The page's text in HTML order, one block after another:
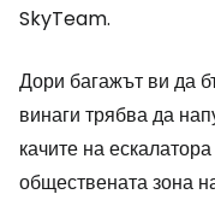
SkyTeam.
Дори багажът ви да
винаги трябва да
качите на
обществената зона